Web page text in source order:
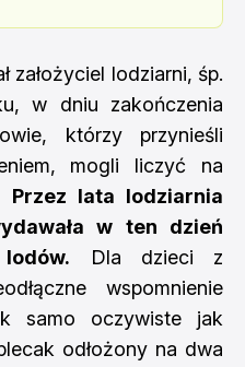
założyciel lodziarni, śp.
w dniu zakończenia
którzy przynieśli
mogli liczyć na
Przez lata lodziarnia
w ten dzień
Dla dzieci z
wspomnienie
samo oczywiste jak
odłożony na dwa